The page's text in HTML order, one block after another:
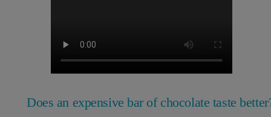
Does an expensive bar of chocolate taste